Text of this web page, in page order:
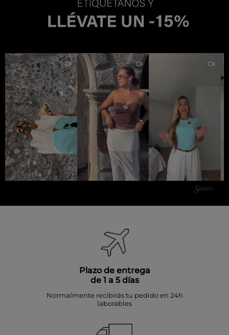
Plazo de entrega
de 1 a 5 días
Normalmente recibirás tu pedido en 24h
laborables